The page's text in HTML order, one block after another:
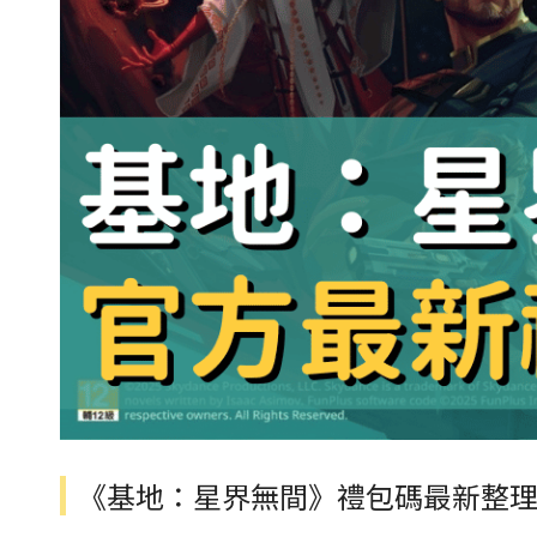
《基地：星界無間》禮包碼最新整理